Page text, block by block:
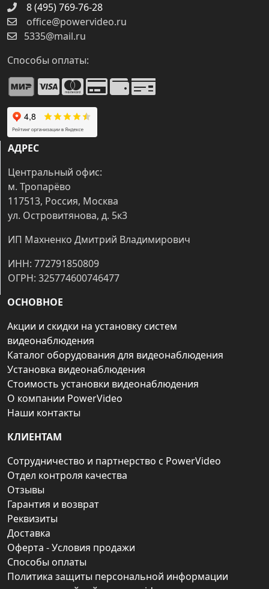
8 (495) 769-76-28
office@powervideo.ru
5335@mail.ru
Способы оплаты:
АДРЕС
Центральный офис:
м. Тропарёво
117513, Россия, Москва
ул. Островитянова, д. 5к3
ИП Махненко Дмитрий Владимирович
ИНН: 772791850809
ОГРН: 325774600746477
ОСНОВНОЕ
Акции и скидки на установку систем
видеонаблюдения
Каталог оборудования для видеонаблюдения
Установка видеонаблюдения
Стоимость установки видеонаблюдения
О компании PowerVideo
Наши контакты
КЛИЕНТАМ
Сотрудничество и партнерство с PowerVideo
Отдел контроля качества
Отзывы
Гарантия и возврат
Реквизиты
Доставка
Оферта - Условия продажи
Способы оплаты
Политика защиты персональной информации